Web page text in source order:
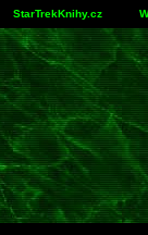
StarTrekKnihy.cz